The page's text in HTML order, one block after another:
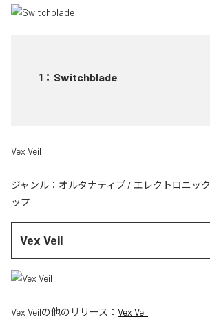
1 ： Switchblade
Vex Veil
ジャンル： オルタナティブ / エレクトロニック
ップ
Vex Veil
Vex Veilの他のリリース： Vex Veil